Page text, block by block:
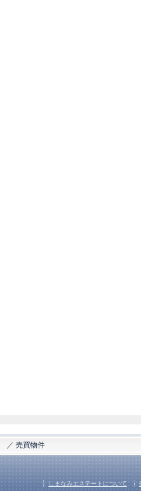
／ 売買物件
しまなみエステートについて